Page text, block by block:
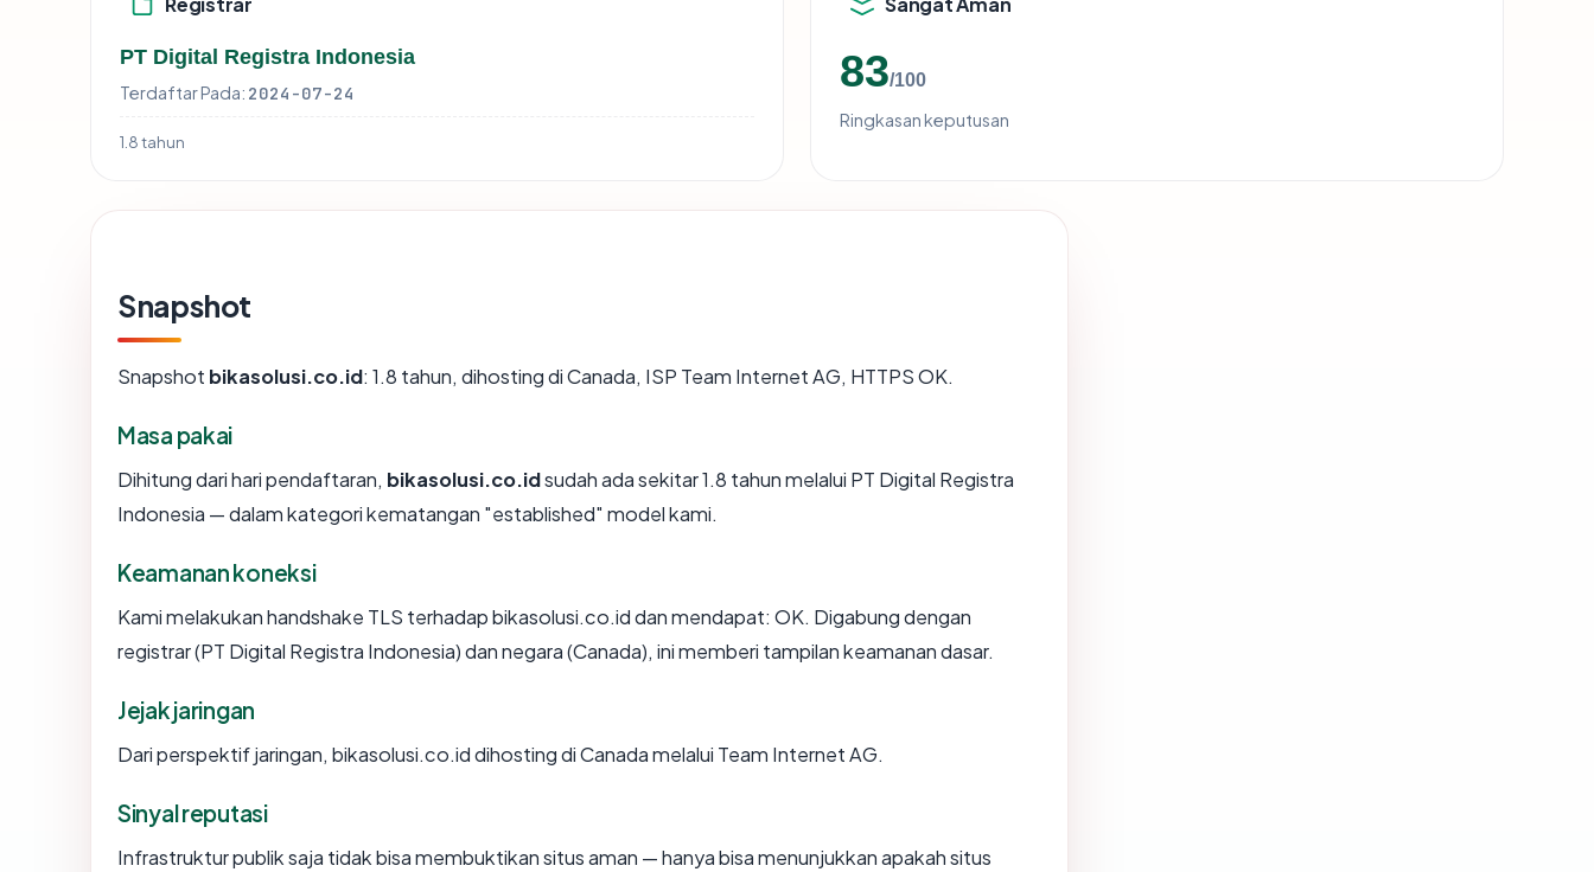
PT Digital Registra Indonesia
Terdaftar Pada: 2024-07-24
1.8 tahun
83/100
Ringkasan keputusan
Snapshot
Snapshot bikasolusi.co.id: 1.8 tahun, dihosting di Canada, ISP Team Internet AG, HTTPS OK.
Masa pakai
Dihitung dari hari pendaftaran, bikasolusi.co.idsudah ada sekitar 1.8 tahun melalui PT Digital Registra
Indonesia — dalam kategori kematangan "established" model kami.
Keamanan koneksi
Kami melakukan handshake TLS terhadap bikasolusi.co.id dan mendapat: OK. Digabung dengan
registrar (PT Digital Registra Indonesia) dan negara (Canada), ini memberi tampilan keamanan dasar.
Jejak jaringan
Dari perspektif jaringan, bikasolusi.co.id dihosting di Canada melalui Team Internet AG.
Sinyal reputasi
Infrastruktur publik saja tidak bisa membuktikan situs aman — hanya bisa menunjukkan apakah situs